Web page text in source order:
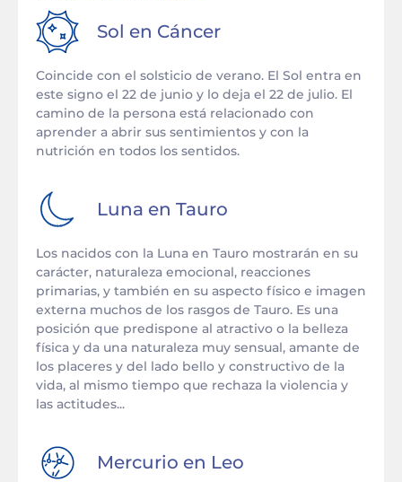
Sol en Cáncer
Coincide con el solsticio de verano. El Sol entra en
este signo el 22 de junio y lo deja el 22 de julio. El
camino de la persona está relacionado con
aprender a abrir sus sentimientos y con la
nutrición en todos los sentidos.
Luna en Tauro
Los nacidos con la Luna en Tauro mostrarán en su
carácter, naturaleza emocional, reacciones
primarias, y también en su aspecto físico e imagen
externa muchos de los rasgos de Tauro. Es una
posición que predispone al atractivo o la belleza
física y da una naturaleza muy sensual, amante de
los placeres y del lado bello y constructivo de la
vida, al mismo tiempo que rechaza la violencia y
las actitudes...
Mercurio en Leo